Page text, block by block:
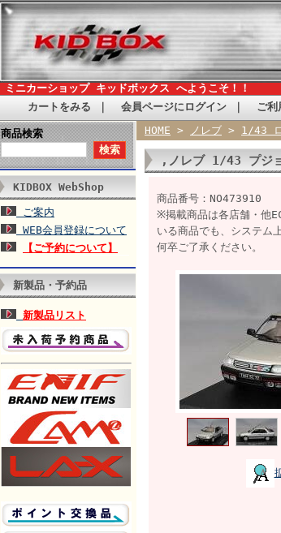
ミニカーショップ キッドボックス へようこそ！！
カートをみる
会員ページにログイン ご利
商品検索
KIDBOX WebShop
ご案内
WEB会員登録について
【ご予約について】
新製品・予約品
新製品リスト
HOME > ノレブ > 1/43
,ノレブ 1/43 プジ
商品番号：NO473910
※掲載商品は各店舗・他
いる商品でも、システム
何卒ご了承ください。